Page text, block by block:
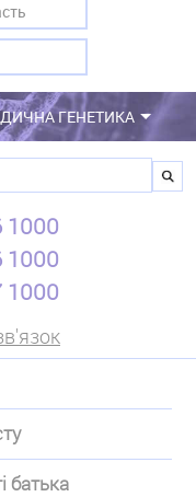
ГЕНЕТИКА
1000
1000
1000
батька